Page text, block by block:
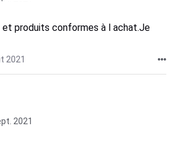
et produits conformes à l achat.Je
2021
2021